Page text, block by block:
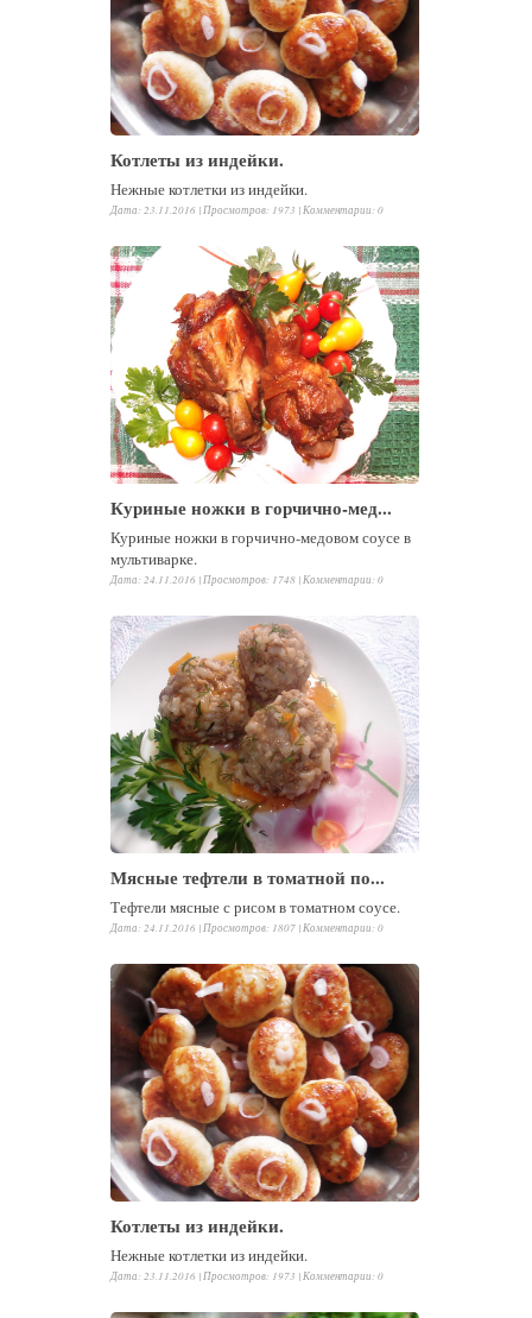
Котлеты из индейки.
Нежные котлетки из индейки.
Дата: 23.11.2016 | Просмотров: 1973 | Комментарии: 0
Куриные ножки в горчично-мед...
Куриные ножки в горчично-медовом соусе в
мультиварке.
Дата: 24.11.2016 | Просмотров: 1748 | Комментарии: 0
Мясные тефтели в томатной по...
Тефтели мясные с рисом в томатном соусе.
Дата: 24.11.2016 | Просмотров: 1807 | Комментарии: 0
Котлеты из индейки.
Нежные котлетки из индейки.
Дата: 23.11.2016 | Просмотров: 1973 | Комментарии: 0